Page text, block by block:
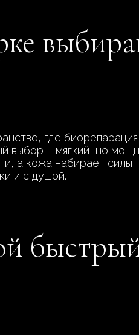
где
выбор – мягкий, но
а кожа набирает
и с душой.